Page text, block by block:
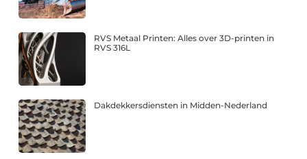
RVS Metaal Printen: Alles over 3D-printen in
RVS 316L
Dakdekkersdiensten in Midden-Nederland